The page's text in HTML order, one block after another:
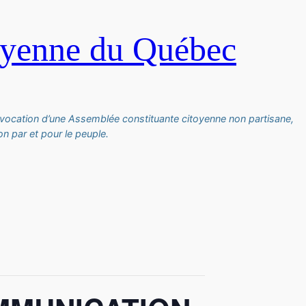
du Québec
d’une Assemblée constituante citoyenne non partisane,
par et pour le peuple.